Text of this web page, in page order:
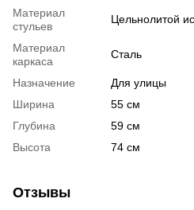
Материал
стульев
Цельнолитой
Материал
каркаса
Сталь
Назначение
Для улицы
Ширина
55 см
Глубина
59 см
Высота
74 см
Отзывы